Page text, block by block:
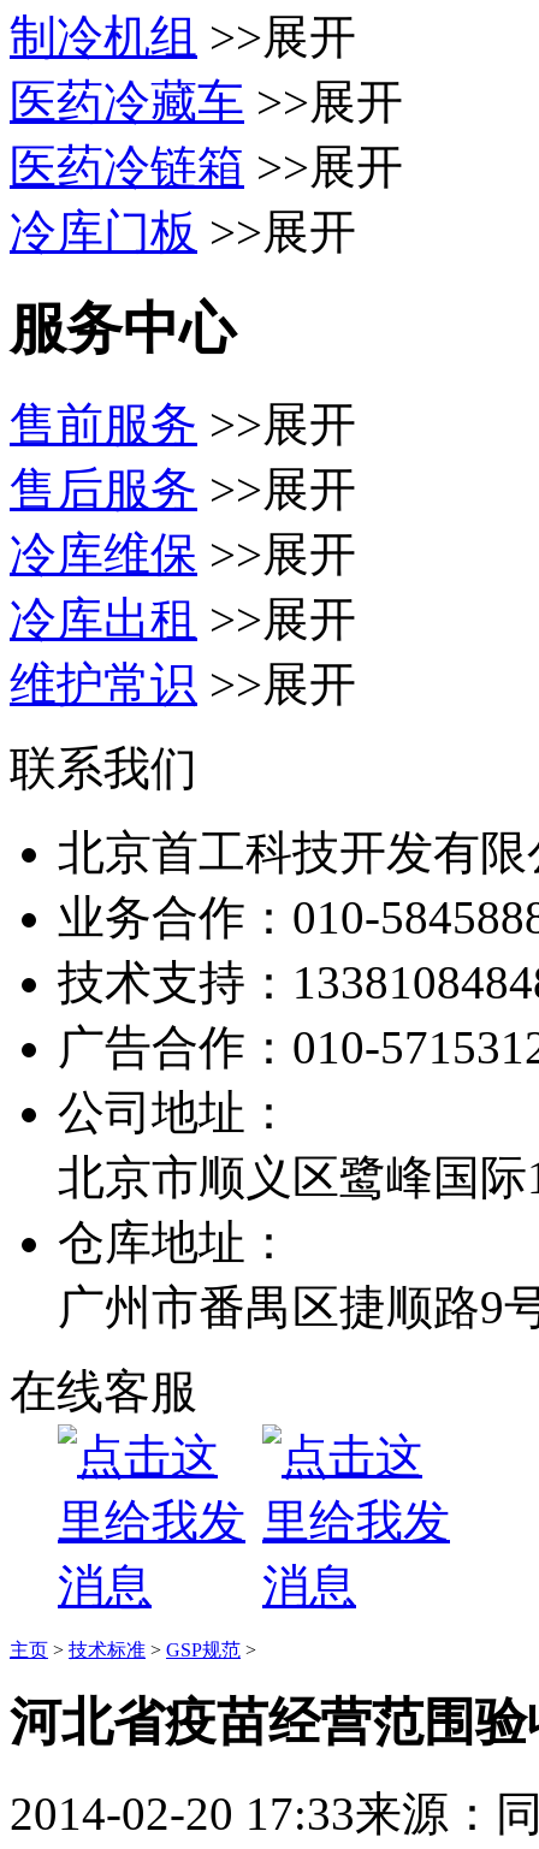
制冷机组 >>展开
医药冷藏车 >>展开
医药冷链箱 >>展开
冷库门板 >>展开
服务中心
售前服务 >>展开
售后服务 >>展开
冷库维保 >>展开
冷库出租 >>展开
维护常识 >>展开
联系我们
北京首工科技开发有限
业务合作： 010-
技术支持：
广告合作： 010-
公司地址：
北京市顺义区鹭峰国际
仓库地址：
广州市番禺区捷顺路9
在线客服
主页 > 技术标准 > GSP规范 >
河北省疫苗经营范围
2014-02-20 17:33来源：